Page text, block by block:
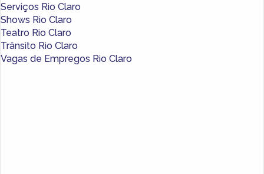
Serviços Rio Claro
Shows Rio Claro
Teatro Rio Claro
Trânsito Rio Claro
Vagas de Empregos Rio Claro